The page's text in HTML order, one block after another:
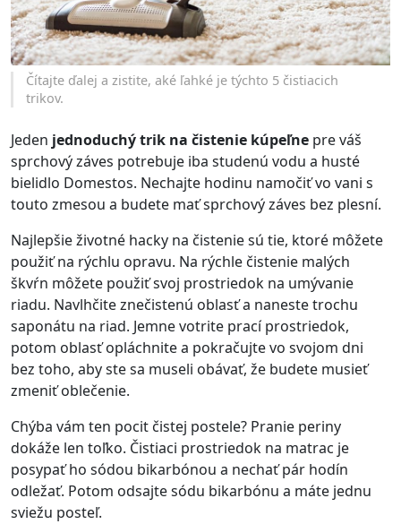
Čítajte ďalej a zistite, aké ľahké je týchto 5 čistiacich
trikov.
Jeden jednoduchý trik na čistenie kúpeľne pre váš
sprchový záves potrebuje iba studenú vodu a husté
bielidlo Domestos. Nechajte hodinu namočiť vo vani s
touto zmesou a budete mať sprchový záves bez plesní.
Najlepšie životné hacky na čistenie sú tie, ktoré môžete
použiť na rýchlu opravu. Na rýchle čistenie malých
škvŕn môžete použiť svoj prostriedok na umývanie
riadu. Navlhčite znečistenú oblasť a naneste trochu
saponátu na riad. Jemne votrite prací prostriedok,
potom oblasť opláchnite a pokračujte vo svojom dni
bez toho, aby ste sa museli obávať, že budete musieť
zmeniť oblečenie.
Chýba vám ten pocit čistej postele? Pranie periny
dokáže len toľko. Čistiaci prostriedok na matrac je
posypať ho sódou bikarbónou a nechať pár hodín
odležať. Potom odsajte sódu bikarbónu a máte jednu
sviežu posteľ.